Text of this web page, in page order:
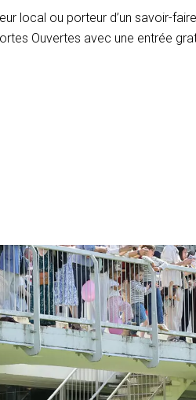
local ou porteur d’un savoir-
Ouvertes avec une entrée